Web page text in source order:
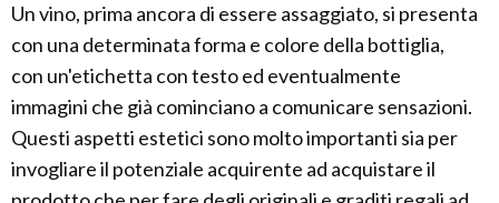
Un vino, prima ancora di essere assaggiato, si presenta
con una determinata forma e colore della bottiglia,
con un'etichetta con testo ed eventualmente
immagini che già cominciano a comunicare sensazioni.
Questi aspetti estetici sono molto importanti sia per
invogliare il potenziale acquirente ad acquistare il